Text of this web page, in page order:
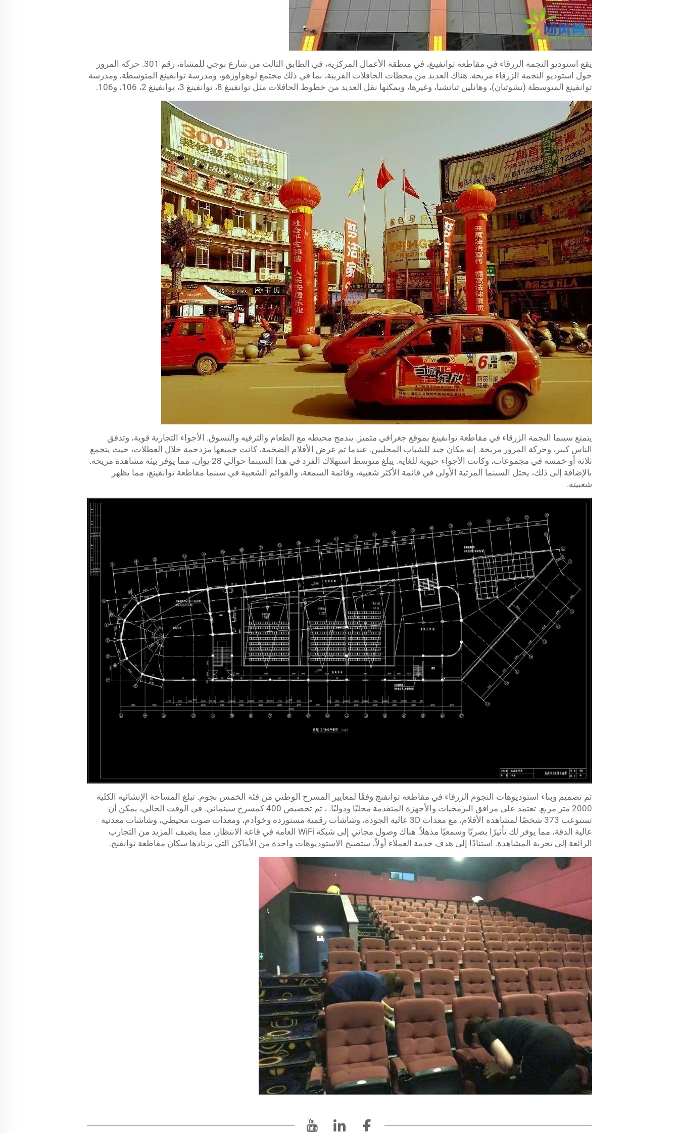
يقع استوديو النجمة الزرقاء في مقاطعة توانفينغ، في منطقة الأعمال المركزية، في الطابق الثالث من شارع بوجي للمشاة، رقم 301. حركة المرور
حول استوديو النجمة الزرقاء مريحة. هناك العديد من محطات الحافلات القريبة، بما في ذلك مجتمع لوهواوزهو، ومدرسة توانفينغ المتوسطة، ومدرسة
توانفينغ المتوسطة (تشوتيان)، وهانلين تيانشيا، وغيرها، ويمكنها نقل العديد من خطوط الحافلات مثل توانفينغ 8، توانفينغ 3، توانفينغ 2، 106، و106.
يتمتع سينما النجمة الزرقاء في مقاطعة توانفينغ بموقع جغرافي متميز. يندمج محيطه مع الطعام والترفيه والتسوق. الأجواء التجارية قوية، وتدفق
الناس كبير، وحركة المرور مريحة. إنه مكان جيد للشباب المحليين. عندما تم عرض الأفلام الضخمة، كانت جميعها مزدحمة خلال العطلات، حيث يتجمع
ثلاثة أو خمسة في مجموعات، وكانت الأجواء حيوية للغاية. يبلغ متوسط استهلاك الفرد في هذا السينما حوالي 28 يوان، مما يوفر بيئة مشاهدة مريحة.
بالإضافة إلى ذلك، يحتل السينما المرتبة الأولى في قائمة الأكثر شعبية، وقائمة السمعة، والقوائم الشعبية في سينما مقاطعة توانفينغ، مما يظهر
شعبيته.
تم تصميم وبناء استوديوهات النجوم الزرقاء في مقاطعة توانفنج وفقًا لمعايير المسرح الوطني من فئة الخمس نجوم. تبلغ المساحة الإنشائية الكلية
2000 متر مربع. تعتمد على مرافق البرمجيات والأجهزة المتقدمة محليًا ودوليًا. ، تم تخصيص 400 كمسرح سينمائي. في الوقت الحالي، يمكن أن
تستوعب 373 شخصًا لمشاهدة الأفلام، مع معدات 3D عالية الجودة، وشاشات رقمية مستوردة وخوادم، ومعدات صوت محيطي، وشاشات معدنية
عالية الدقة، مما يوفر لك تأثيرًا بصريًا وسمعيًا مذهلاً. هناك وصول مجاني إلى شبكة WiFi العامة في قاعة الانتظار، مما يضيف المزيد من التجارب
الرائعة إلى تجربة المشاهدة. استنادًا إلى هدف خدمة العملاء أولاً، ستصبح الاستوديوهات واحدة من الأماكن التي يرتادها سكان مقاطعة توانفنج.